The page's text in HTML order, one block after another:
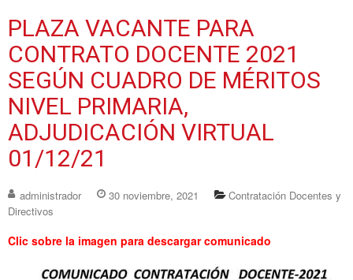
PLAZA VACANTE PARA
CONTRATO DOCENTE 2021
SEGÚN CUADRO DE MÉRITOS
NIVEL PRIMARIA,
ADJUDICACIÓN VIRTUAL
01/12/21
administrador 30 noviembre, 2021
Contratación Docentes y
Directivos
Clic sobre la imagen para descargar comunicado